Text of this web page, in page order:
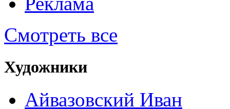
Смотреть все
Художники
Айвазовский Иван